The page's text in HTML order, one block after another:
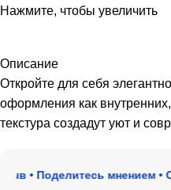
Нажмите, чтобы увеличить
Описание
Откройте для себя
оформления как
текстура создадут уют и
Поделитесь мнением •